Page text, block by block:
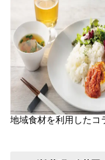
地域食材を利用した